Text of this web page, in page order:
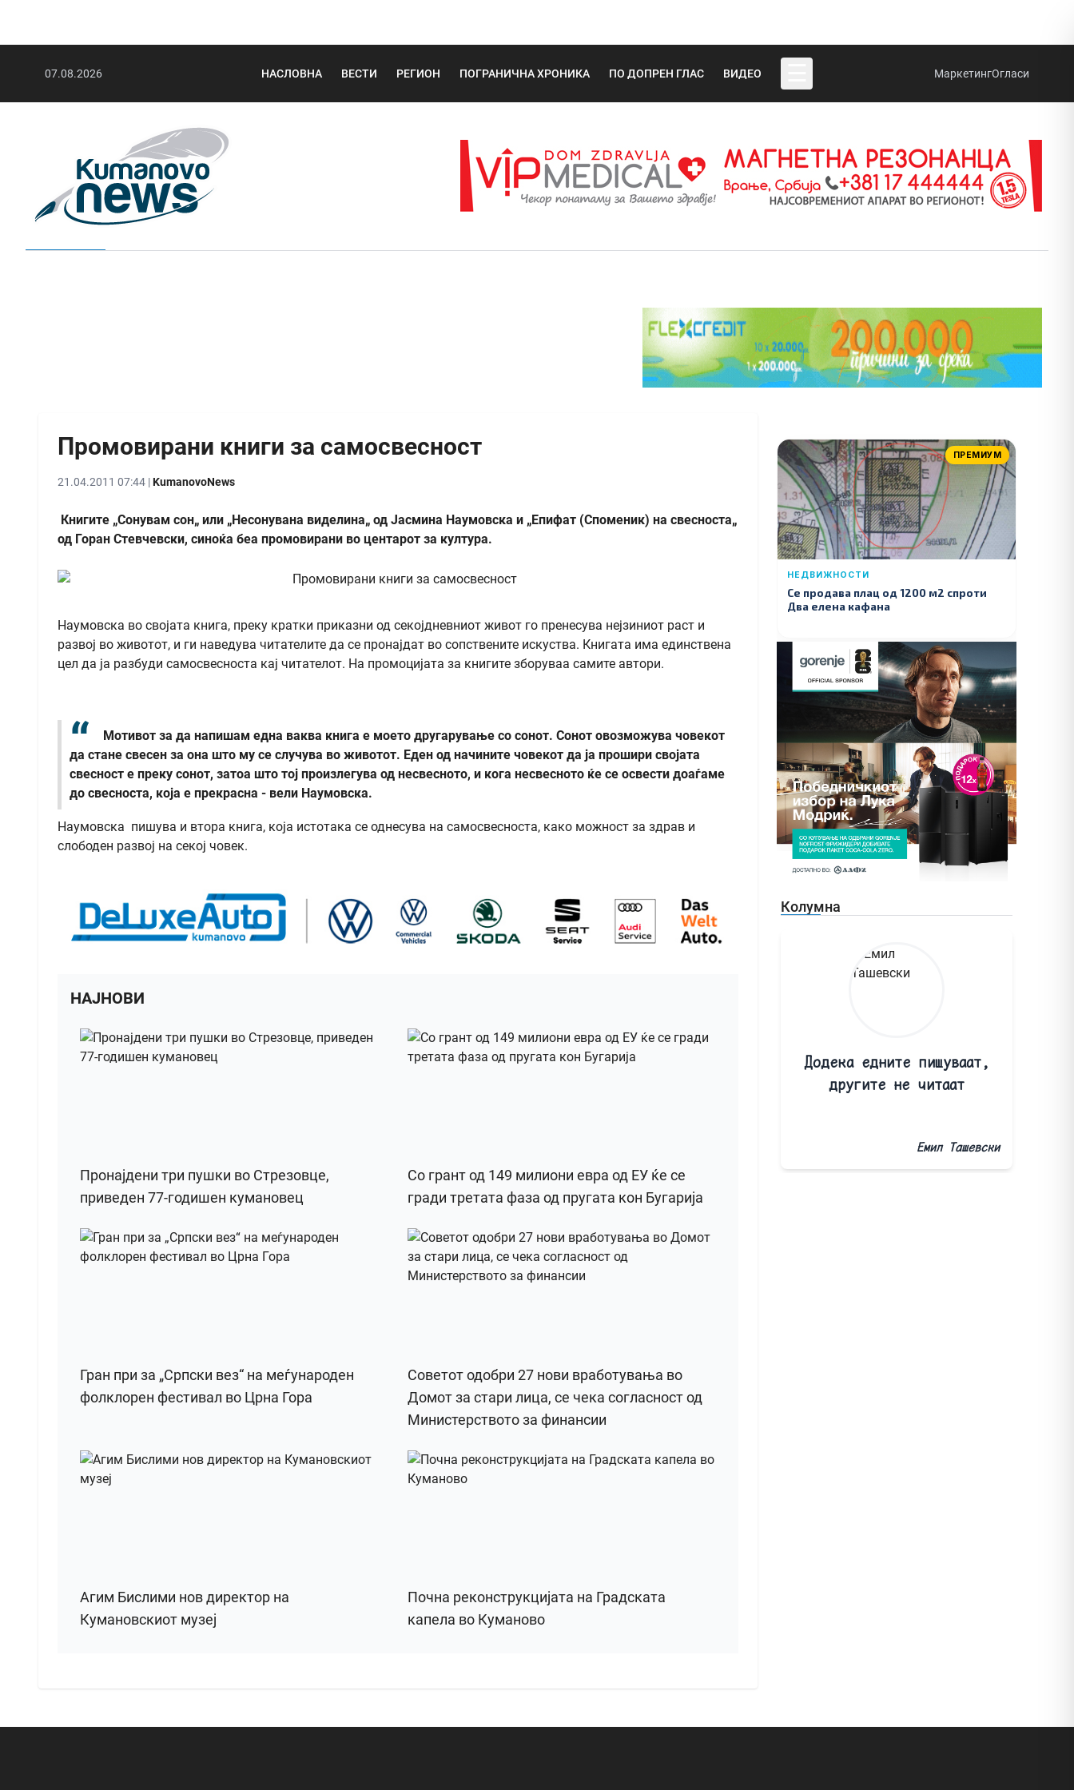
07.08.2026 НАСЛОВНА ВЕСТИ РЕГИОН ПОГРАНИЧНА ХРОНИКА ПО ДОПРЕН ГЛАС ВИДЕО МаркетингОгласи
Промовирани книги за самосвесност
21.04.2011 07:44 |KumanovoNews
Книгите „Сонувам сон„ или „Несонувана виделина„ од Јасмина Наумовска и „Епифат (Споменик) на свесноста„
од Горан Стевчевски, синоќа беа промовирани во центарот за култура.
Наумовска во својата книга, преку кратки приказни од секојдневниот живот го пренесува нејзиниот раст и
развој во животот, и ги наведува читателите да се пронајдат во сопствените искуства. Книгата има единствена
цел да ја разбуди самосвесноста кај читателот. На промоцијата за книгите зборуваа самите автори.
Мотивот за да напишам една ваква книга е моето другарување со сонот. Сонот овозможува човекот
да стане свесен за она што му се случува во животот. Еден од начините човекот да ја прошири својата
свесност е преку сонот, затоа што тој произлегува од несвесното, и кога несвесното ќе се освести доаѓаме
до свесноста, која е прекрасна - вели Наумовска.
Наумовска пишува и втора книга, која истотака се однесува на самосвесноста, како можност за здрав и
слободен развој на секој човек.
НАЈНОВИ
Пронајдени три пушки во Стрезовце,
приведен 77-годишен кумановец
Со грант од 149 милиони евра од ЕУ ќе се
гради третата фаза од пругата кон Бугарија
Гран при за „Српски вез“ на меѓународен
фолклорен фестивал во Црна Гора
Советот одобри 27 нови вработувања во
Домот за стари лица, се чека согласност од
Министерството за финансии
Агим Бислими нов директор на
Кумановскиот музеј
Почна реконструкцијата на Градската
капела во Куманово
ПРЕМИУМ
НЕДВИЖНОСТИ
Се продава плац од 1200 м2 спроти
Два елена кафана
Колумна
Додека едните пишуваат,
другите не читаат
Емил Ташевски